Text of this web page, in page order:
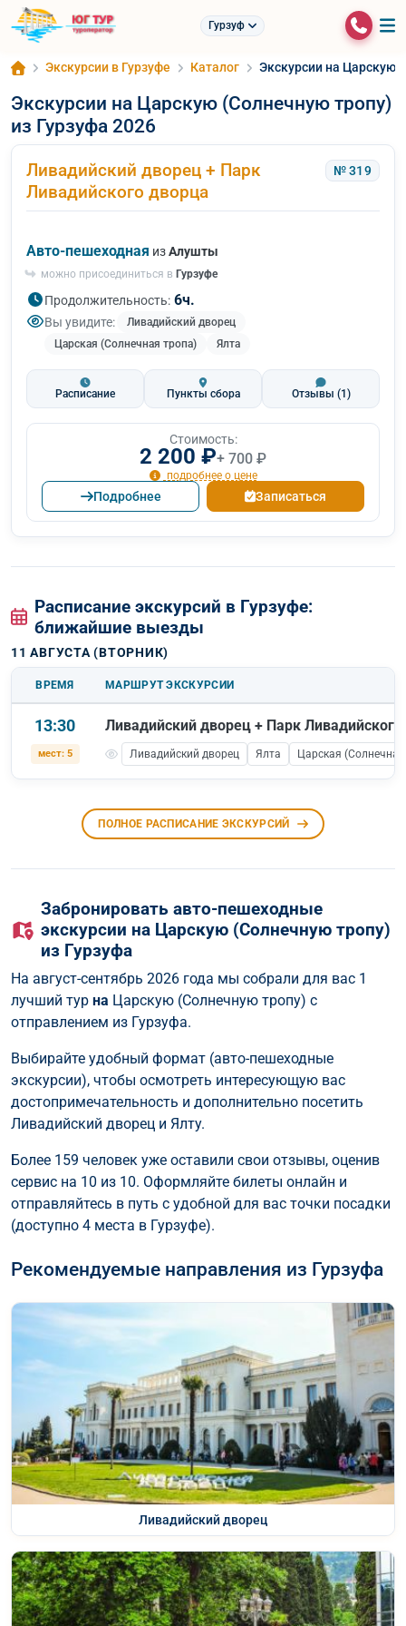
Гурзуф
Экскурсии в Гурзуфе Каталог Экскурсии на Царскую
Экскурсии на Царскую (Солнечную тропу)
из Гурзуфа 2026
Ливадийский дворец + Парк
Ливадийского дворца
№ 319
Авто-пешеходная изАлушты
можно присоединиться в Гурзуфе
Продолжительность: 6ч.
Вы увидите:
Ливадийский дворец
Царская (Солнечная тропа)
Ялта
Расписание Пункты сбора Отзывы (1)
Стоимость:
2 200 ₽+ 700 ₽
подробнее о цене
Подробнее Записаться
Расписание экскурсий в Гурзуфе:
ближайшие выезды
11 АВГУСТА (ВТОРНИК)
ВРЕМЯ МАРШРУТ ЭКСКУРСИИ
13:30
мест: 5
Ливадийский дворец + Парк
Ливадийский дворец Ялта Царская
ПОЛНОЕ РАСПИСАНИЕ ЭКСКУРСИЙ
Забронировать авто-пешеходные
экскурсии на Царскую (Солнечную тропу)
из Гурзуфа
На август-сентябрь 2026 года мы собрали для вас 1
лучший тур на Царскую (Солнечную тропу) с
отправлением из Гурзуфа.
Выбирайте удобный формат (авто-пешеходные
экскурсии), чтобы осмотреть интересующую вас
достопримечательность и дополнительно посетить
Ливадийский дворец и Ялту.
Более 159 человек уже оставили свои отзывы, оценив
сервис на 10 из 10. Оформляйте билеты онлайн и
отправляйтесь в путь с удобной для вас точки посадки
(доступно 4 места в Гурзуфе).
Рекомендуемые направления из Гурзуфа
Ливадийский дворец